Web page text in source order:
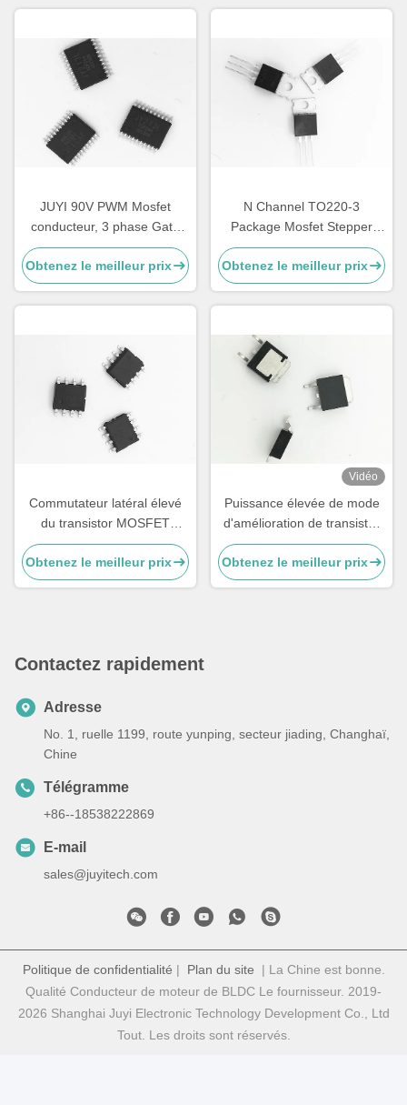
H
JUYI 90V PWM Mosfet
conducteur, 3 phase Gate
conducteur avec trois côtés
indépendants haut et bas
Obtenez le meilleur prix
N Channel TO220-3
Package Mosfet Stepper
Driver, régulateur de tension
Mosfet de 300W pour le
pilote de moteur BLDC
Obtenez le meilleur prix
Commutateur latéral élevé
du transistor MOSFET
450mA/850mA de
technologie de JUYI,
conducteur compatible de
Obtenez le meilleur prix
Vidéo
Puissance élevée de mode
d'amélioration de transistor
MOSFET de conducteur de
moteur du côté BLDC pour
la commutation de
Obtenez le meilleur prix
Contactez rapidement
Adresse
No. 1, ruelle 1199, route yunping, secteur jiading, Changhaï,
Chine
Télégramme
+86--18538222869
E-mail
sales@juyitech.com
Politique de confidentialité | Plan du site | La Chine est bonne.
Qualité Conducteur de moteur de BLDC Le fournisseur. 2019-
2026 Shanghai Juyi Electronic Technology Development Co., Ltd
Tout. Les droits sont réservés.